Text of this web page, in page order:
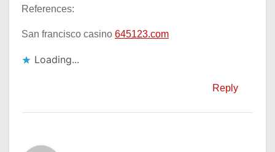
References:
San francisco casino 645123.com
Loading...
Reply